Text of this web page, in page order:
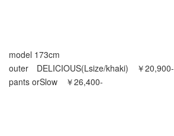
model 173cm
outer DELICIOUS(Lsize/khaki) ￥20,900-
pants orSlow ￥26,400-